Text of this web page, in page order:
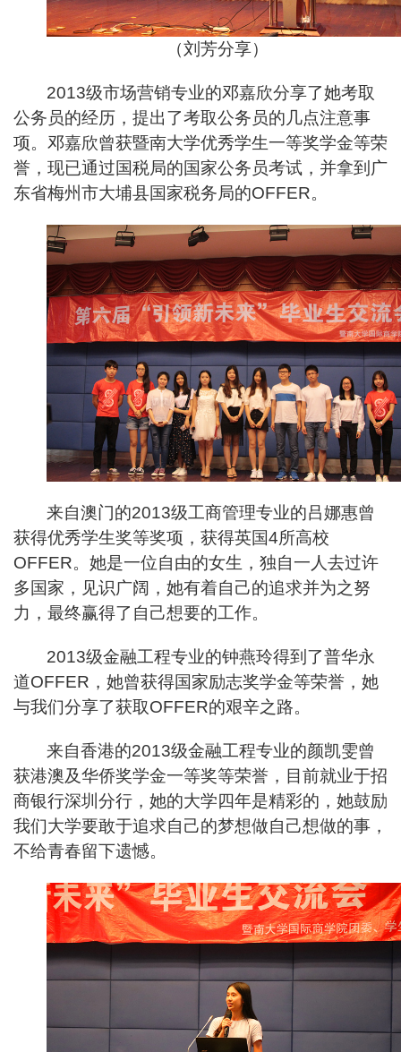
（刘芳分享）
2013级市场营销专业的邓嘉欣分享了她考取
公务员的经历，提出了考取公务员的几点注意事
项。邓嘉欣曾获暨南大学优秀学生一等奖学金等荣
誉，现已通过国税局的国家公务员考试，并拿到广
东省梅州市大埔县国家税务局的OFFER。
来自澳门的2013级工商管理专业的吕娜惠曾
获得优秀学生奖等奖项，获得英国4所高校
OFFER。她是一位自由的女生，独自一人去过许
多国家，见识广阔，她有着自己的追求并为之努
力，最终赢得了自己想要的工作。
2013级金融工程专业的钟燕玲得到了普华永
道OFFER，她曾获得国家励志奖学金等荣誉，她
与我们分享了获取OFFER的艰辛之路。
来自香港的2013级金融工程专业的颜凯雯曾
获港澳及华侨奖学金一等奖等荣誉，目前就业于招
商银行深圳分行，她的大学四年是精彩的，她鼓励
我们大学要敢于追求自己的梦想做自己想做的事，
不给青春留下遗憾。